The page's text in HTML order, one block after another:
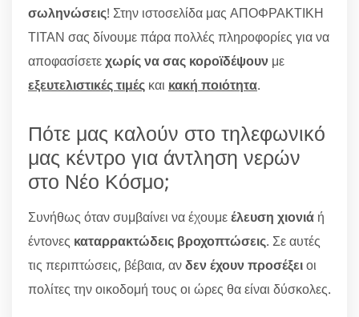
σωληνώσεις! Στην ιστοσελίδα μας ΑΠΟΦΡΑΚΤΙΚΗ
ΤΙΤΑΝ σας δίνουμε πάρα πολλές πληροφορίες για να
αποφασίσετεχωρίς να σας κοροϊδέψουν με
εξευτελιστικές τιμές και κακή ποιότητα.
Πότε μας καλούν στο τηλεφωνικό
μας κέντρο για άντληση νερών
στο Νέο Κόσμο;
Συνήθως όταν συμβαίνει να έχουμεέλευση χιονιά ή
έντονες καταρρακτώδεις βροχοπτώσεις. Σε αυτές
τις περιπτώσεις, βέβαια, ανδεν έχουν προσέξειοι
πολίτες την οικοδομή τους οι ώρες θα είναι δύσκολες.